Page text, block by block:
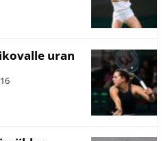
uran